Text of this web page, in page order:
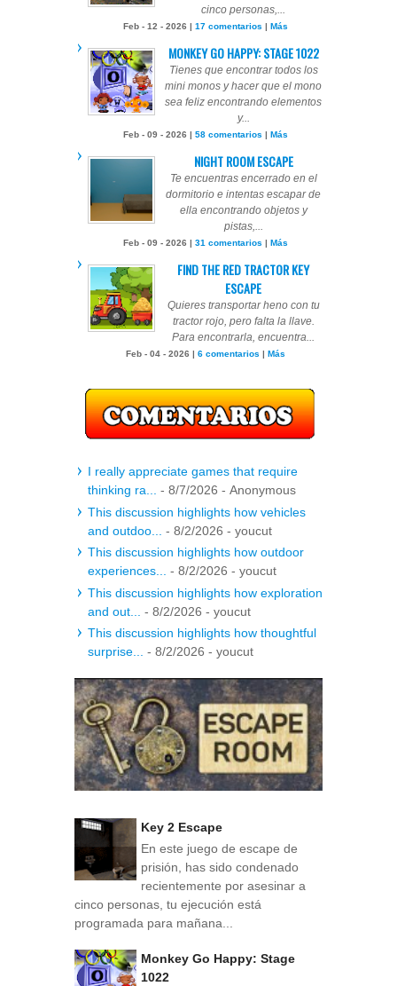
cinco personas,...
Feb - 12 - 2026 | 17 comentarios | Más
MONKEY GO HAPPY: STAGE 1022
Tienes que encontrar todos los
mini monos y hacer que el mono
sea feliz encontrando elementos
y...
Feb - 09 - 2026 | 58 comentarios | Más
NIGHT ROOM ESCAPE
Te encuentras encerrado en el
dormitorio e intentas escapar de
ella encontrando objetos y
pistas,...
Feb - 09 - 2026 | 31 comentarios | Más
FIND THE RED TRACTOR KEY
ESCAPE
Quieres transportar heno con tu
tractor rojo, pero falta la llave.
Para encontrarla, encuentra...
Feb - 04 - 2026 | 6 comentarios | Más
I really appreciate games that require
thinking ra... - 8/7/2026 - Anonymous
This discussion highlights how vehicles
and outdoo...
- 8/2/2026 - youcut
This discussion highlights how outdoor
experiences... - 8/2/2026 - youcut
This discussion highlights how exploration
and out...
- 8/2/2026 - youcut
This discussion highlights how thoughtful
surprise... - 8/2/2026 - youcut
Key 2 Escape
En este juego de escape de
prisión, has sido condenado
recientemente por asesinar a
cinco personas, tu ejecución está
programada para mañana...
Monkey Go Happy: Stage
1022